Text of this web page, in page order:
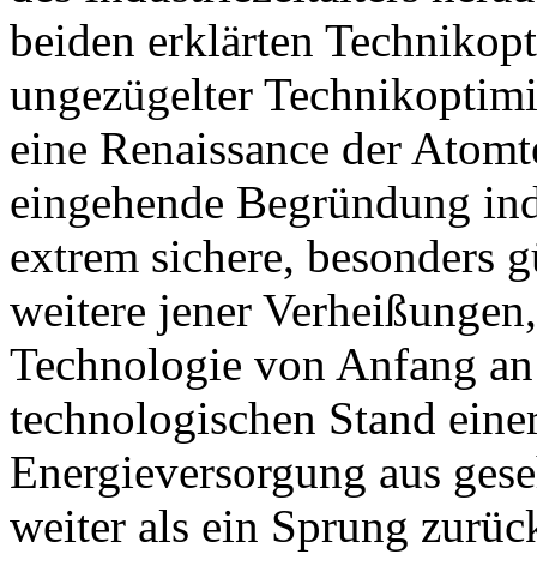
beiden erklärten
ungezügelter
eine Renaissance der
eingehende Begründung
extrem sichere, besonders
weitere jener
Technologie von Anfang
technologischen Stand
Energieversorgung aus
weiter als ein Sprung